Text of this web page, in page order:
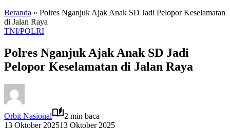
Beranda » Polres Nganjuk Ajak Anak SD Jadi Pelopor Keselamatan
di Jalan Raya
TNI/POLRI
Polres Nganjuk Ajak Anak SD Jadi
Pelopor Keselamatan di Jalan Raya
Orbit Nasional
2 min baca
13 Oktober 202513 Oktober 2025